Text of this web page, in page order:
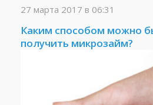
27 марта 2017 в 06:31
Каким способом можно
получить микрозайм?